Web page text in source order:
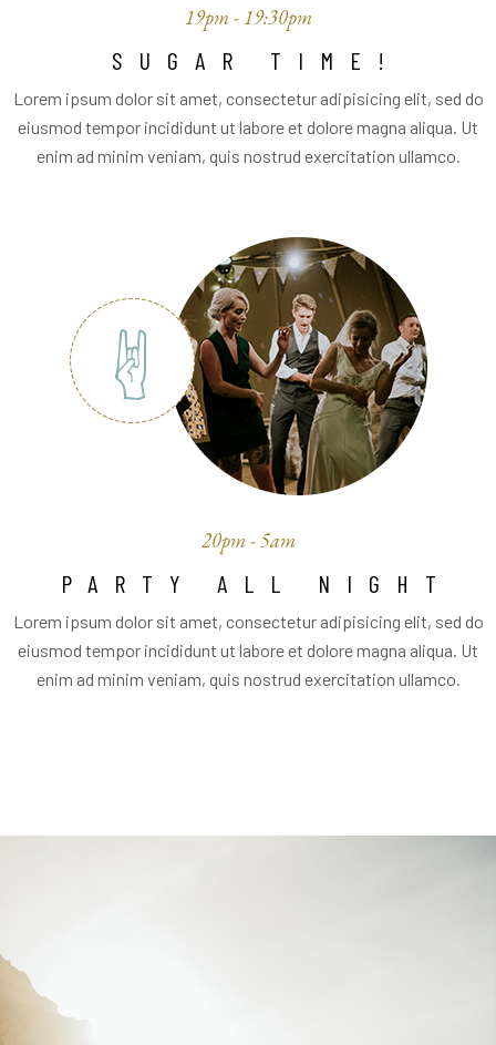
SUGAR TIME!
19pm - 19:30pm
Lorem ipsum dolor sit amet, consectetur adipisicing elit, sed do
eiusmod tempor incididunt ut labore et dolore magna aliqua. Ut
enim ad minim veniam, quis nostrud exercitation ullamco.
PARTY ALL NIGHT
20pm - 5am
Lorem ipsum dolor sit amet, consectetur adipisicing elit, sed do
eiusmod tempor incididunt ut labore et dolore magna aliqua. Ut
enim ad minim veniam, quis nostrud exercitation ullamco.